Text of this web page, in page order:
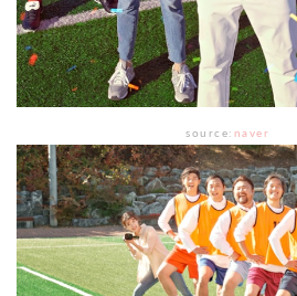
source: naver